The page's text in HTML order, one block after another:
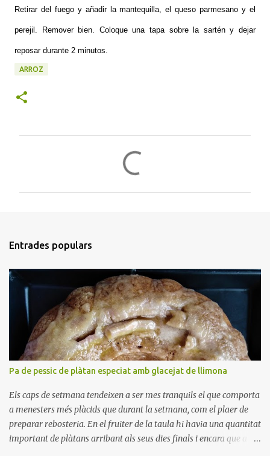
Retirar del fuego y añadir la mantequilla, el queso parmesano y el
perejil. Remover bien. Coloque una tapa sobre la sartén y dejar
reposar durante 2 minutos.
ARROZ
t
r
Entrades populars
Pa de pessic de plàtan especiat amb glacejat de llimona
Els caps de setmana tendeixen a ser mes tranquils el que comporta
a menesters més plàcids que durant la setmana, com el plaer de
preparar rebosteria. En el fruiter de la taula hi havia una quantitat
important de plàtans arribant als seus dies finals i encara que a